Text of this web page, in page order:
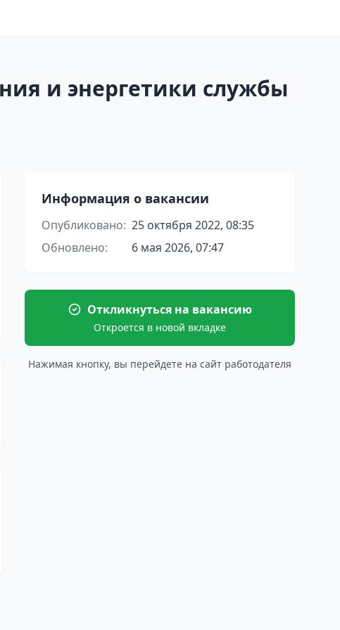
и энергетики службы
Информация о вакансии
Опубликовано: 25 октября 2022, 08:35
Обновлено:
6 мая 2026, 07:47
Откликнуться на вакансию
Откроется в новой вкладке
Нажимая кнопку, вы перейдете на сайт работодателя